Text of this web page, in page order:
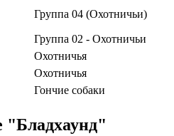
Группа 04 (Охотничьи)
Группа 02 - Охотничьи
Охотничья
Охотничья
Гончие собаки
"Бладхаунд"